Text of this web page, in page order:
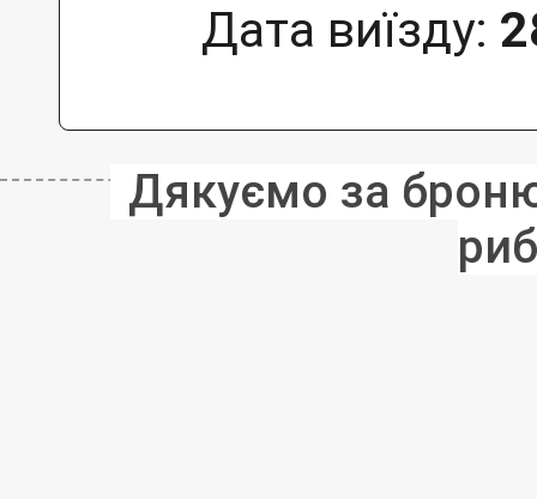
Дата виїзду:
Дякуємо за